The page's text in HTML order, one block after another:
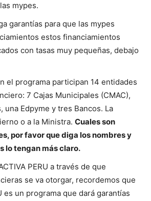
mypes.
garantías para que las mypes
estos financiamientos
con tasas muy pequeñas, debajo
el programa participan 14 entidades
7 Cajas Municipales (CMAC),
una Edpyme y tres Bancos. La
o a la Ministra. Cuales son
por favor que diga los nombres y
lo tengan más claro.
PERU a través de que
se va otorgar, recordemos que
es un programa que dará garantías